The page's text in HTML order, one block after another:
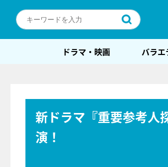
ドラマ・映画 バラエ
新ドラマ『重要参考人
演！